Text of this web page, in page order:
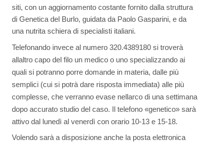
siti, con un aggiornamento costante fornito dalla struttura
di Genetica del Burlo, guidata da Paolo Gasparini, e da
una nutrita schiera di specialisti italiani.
Telefonando invece al numero 320.4389180 si troverà
allaltro capo del filo un medico o uno specializzando ai
quali si potranno porre domande in materia, dalle più
semplici (cui si potrà dare risposta immediata) alle più
complesse, che verranno evase nellarco di una settimana
dopo accurato studio del caso. Il telefono «genetico» sarà
attivo dal lunedì al venerdì con orario 10-13 e 15-18.
Volendo sarà a disposizione anche la posta elettronica